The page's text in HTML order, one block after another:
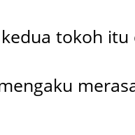
tokoh